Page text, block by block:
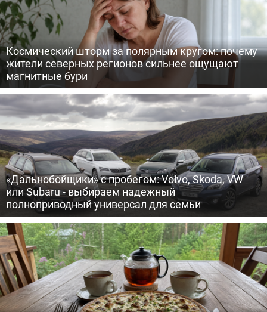
Космический шторм за полярным кругом: почему
жители северных регионов сильнее ощущают
магнитные бури
«Дальнобойщики» с пробегом: Volvo, Skoda, VW
или Subaru - выбираем надежный
полноприводный универсал для семьи